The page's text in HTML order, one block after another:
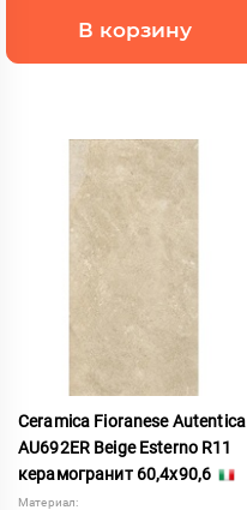
В корзину
Ceramica Fioranese Autentica
AU692ER Beige Esterno R11
керамогранит 60,4x90,6
Материал: